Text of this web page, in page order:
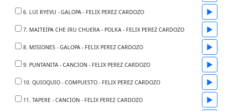
6. LUI RYEVU - GALOPA - FELIX PEREZ CARDOZO ▶
7. MAITEIPA CHE IRU CHUERA - POLKA - FELIX PEREZ CARDOZO ▶
8. MISIONES - GALOPA - FELIX PEREZ CARDOZO ▶
9. PUNTANITA - CANCION - FELIX PEREZ CARDOZO ▶
10. QUIOQUIO - COMPUESTO - FELIX PEREZ CARDOZO ▶
11. TAPERE - CANCION - FELIX PEREZ CARDOZO ▶